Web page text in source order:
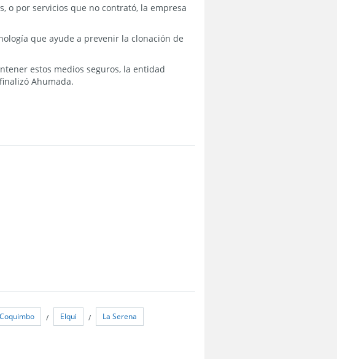
o por servicios que no contrató, la empresa
que ayude a prevenir la clonación de
estos medios seguros, la entidad
Ahumada.
/ Elqui / La Serena